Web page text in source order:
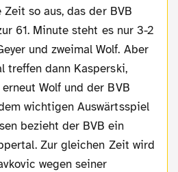
so aus, das der BVB
61. Minute steht es nur 3-2
und zweimal Wolf. Aber
treffen dann Kasperski,
Wolf und der BVB
wichtigen Auswärtsspiel
bezieht der BVB ein
Zur gleichen Zeit wird
wegen seiner